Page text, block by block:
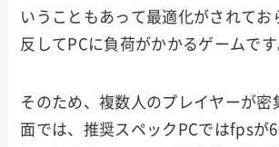
いうこともあって最適化がされてお
反してPCに負荷がかかるゲームです
そのため、複数人のプレイヤーが密
面では、推奨スペックPCではfpsが